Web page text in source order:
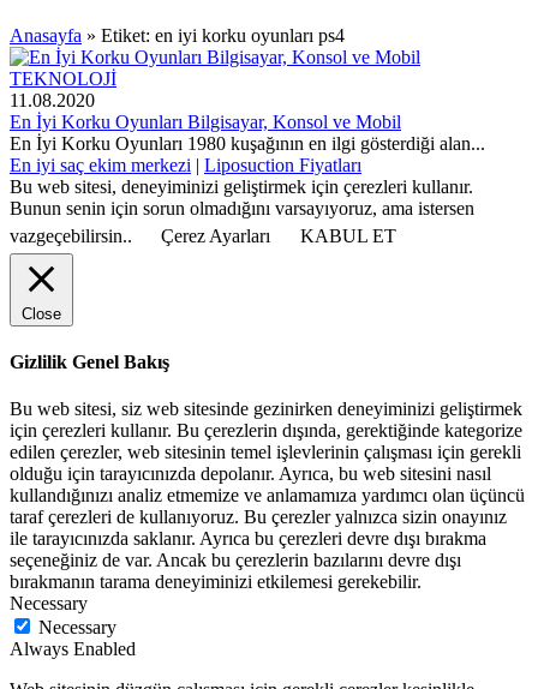
Anasayfa » Etiket: en iyi korku oyunları ps4
TEKNOLOJİ
11.08.2020
En İyi Korku Oyunları Bilgisayar, Konsol ve Mobil
En İyi Korku Oyunları 1980 kuşağının en ilgi gösterdiği alan...
En iyi saç ekim merkezi | Liposuction Fiyatları
Bu web sitesi, deneyiminizi geliştirmek için çerezleri kullanır.
Bunun senin için sorun olmadığını varsayıyoruz, ama istersen
vazgeçebilirsin..
Çerez Ayarları KABUL ET
Close
Gizlilik Genel Bakış
Bu web sitesi, siz web sitesinde gezinirken deneyiminizi geliştirmek
için çerezleri kullanır. Bu çerezlerin dışında, gerektiğinde kategorize
edilen çerezler, web sitesinin temel işlevlerinin çalışması için gerekli
olduğu için tarayıcınızda depolanır. Ayrıca, bu web sitesini nasıl
kullandığınızı analiz etmemize ve anlamamıza yardımcı olan üçüncü
taraf çerezleri de kullanıyoruz. Bu çerezler yalnızca sizin onayınız
ile tarayıcınızda saklanır. Ayrıca bu çerezleri devre dışı bırakma
seçeneğiniz de var. Ancak bu çerezlerin bazılarını devre dışı
bırakmanın tarama deneyiminizi etkilemesi gerekebilir.
Necessary
Necessary
Always Enabled